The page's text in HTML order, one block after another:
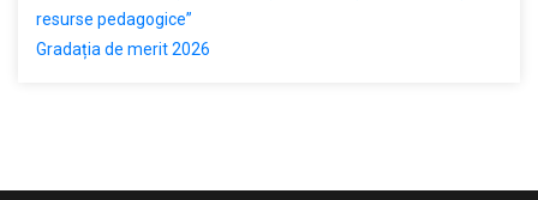
resurse pedagogice”
Gradația de merit 2026